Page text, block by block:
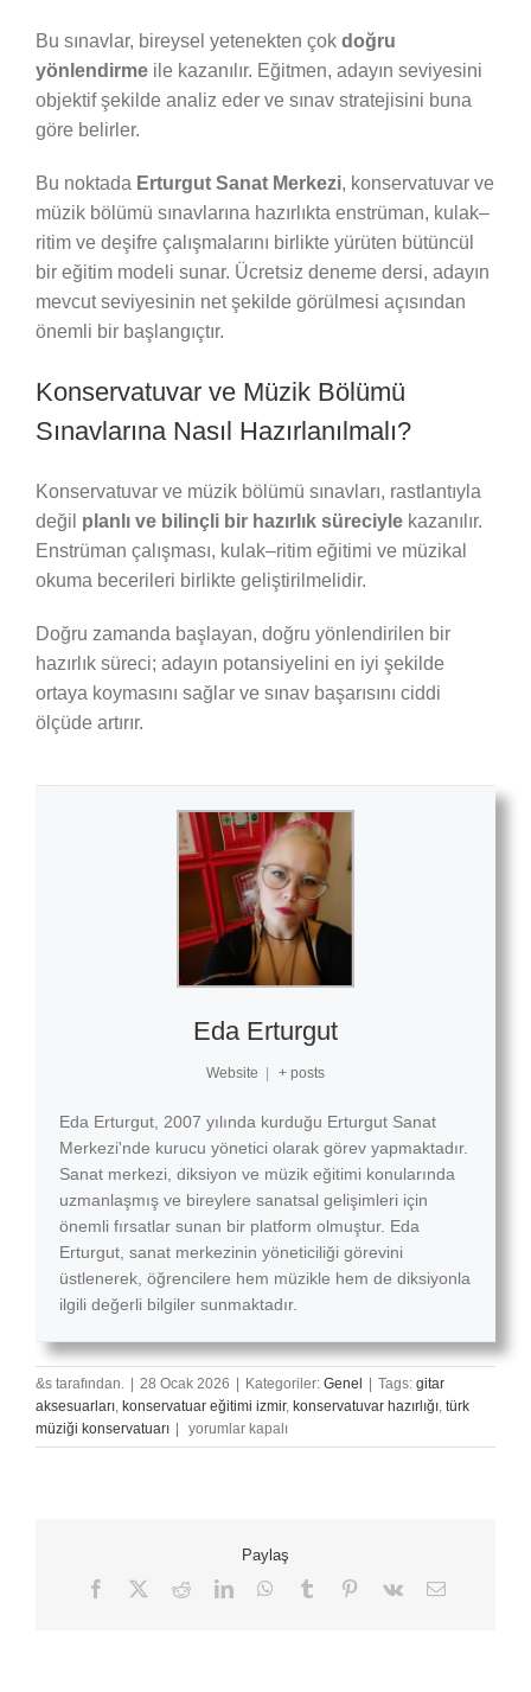
Bu sınavlar, bireysel yetenekten çok doğru
yönlendirmeile kazanılır. Eğitmen, adayın seviyesini
objektif şekilde analiz eder ve sınav stratejisini buna
göre belirler.
Bu noktada Erturgut Sanat Merkezi, konservatuvar ve
müzik bölümü sınavlarına hazırlıkta enstrüman, kulak–
ritim ve deşifre çalışmalarını birlikte yürüten bütüncül
bir eğitim modeli sunar. Ücretsiz deneme dersi, adayın
mevcut seviyesinin net şekilde görülmesi açısından
önemli bir başlangıçtır.
Konservatuvar ve Müzik Bölümü
Sınavlarına Nasıl Hazırlanılmalı?
Konservatuvar ve müzik bölümü sınavları, rastlantıyla
değil planlı ve bilinçli bir hazırlık süreciylekazanılır.
Enstrüman çalışması, kulak–ritim eğitimi ve müzikal
okuma becerileri birlikte geliştirilmelidir.
Doğru zamanda başlayan, doğru yönlendirilen bir
hazırlık süreci; adayın potansiyelini en iyi şekilde
ortaya koymasını sağlar ve sınav başarısını ciddi
ölçüde artırır.
Eda Erturgut
Website | + posts
Eda Erturgut, 2007 yılında kurduğu Erturgut Sanat
Merkezi'nde kurucu yönetici olarak görev yapmaktadır.
Sanat merkezi, diksiyon ve müzik eğitimi konularında
uzmanlaşmış ve bireylere sanatsal gelişimleri için
önemli fırsatlar sunan bir platform olmuştur. Eda
Erturgut, sanat merkezinin yöneticiliği görevini
üstlenerek, öğrencilere hem müzikle hem de diksiyonla
ilgili değerli bilgiler sunmaktadır.
&s tarafından. | 28 Ocak 2026 | Kategoriler: Genel | Tags: gitar
aksesuarları konservatuar eğitimi izmir, konservatuvar hazırlığı türk
müziği konservatuarı |
Konservatuvar
ve
Hazırlanılır?
için
yorumlar kapalı
Paylaş
Facebook RedditLinkedInWhatsApp
Tumblr Pinterest
Vk
E-